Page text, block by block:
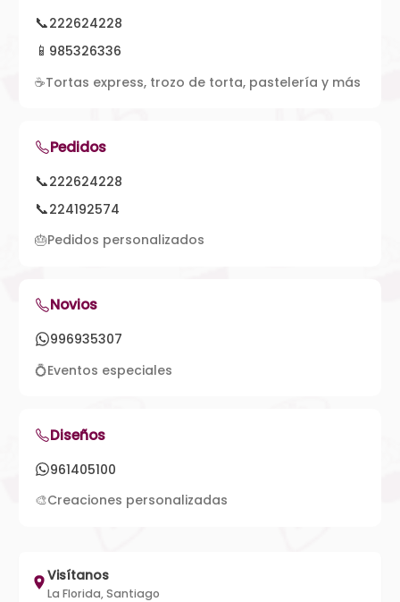
📞222624228
📱 985326336
☕Tortas express, trozo de torta, pastelería y más
Pedidos
📞222624228
📞224192574
🎂Pedidos personalizados
Novios
996935307
💍Eventos especiales
Diseños
961405100
🎨Creaciones personalizadas
Visítanos
La Florida, Santiago